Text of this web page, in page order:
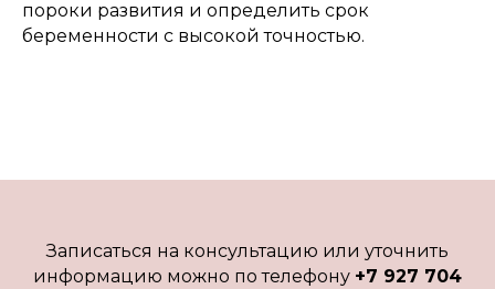
пороки развития и определить срок
беременности с высокой точностью.
Записаться на консультацию или уточнить
информацию можно по телефону +7 927 704